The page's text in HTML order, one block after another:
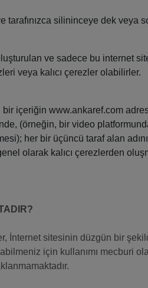
tarafınızca silininceye dek veya
ve sadece bu internet
veya kalıcı çerezler olabilirler.
içeriğin www.ankaref.com
(örneğin, bir video
her bir üçüncü taraf alan
olarak kalıcı çerezlerden
İnternet sitesinin düzgün bir
için kullanımı mecburi